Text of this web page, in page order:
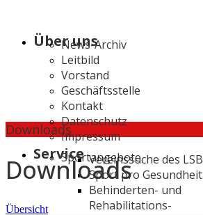
Über uns
News-Archiv
Leitbild
Vorstand
Geschäftsstelle
Kontakt
Datenschutz
Impressum
ServiceSportangebote
Vereinssuche des LSB
Sport pro Gesundheit
Behinderten- und
Rehabilitations-
Downloads
Downloads
Übersicht